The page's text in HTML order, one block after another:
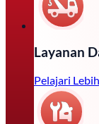
Layanan
Pelajari